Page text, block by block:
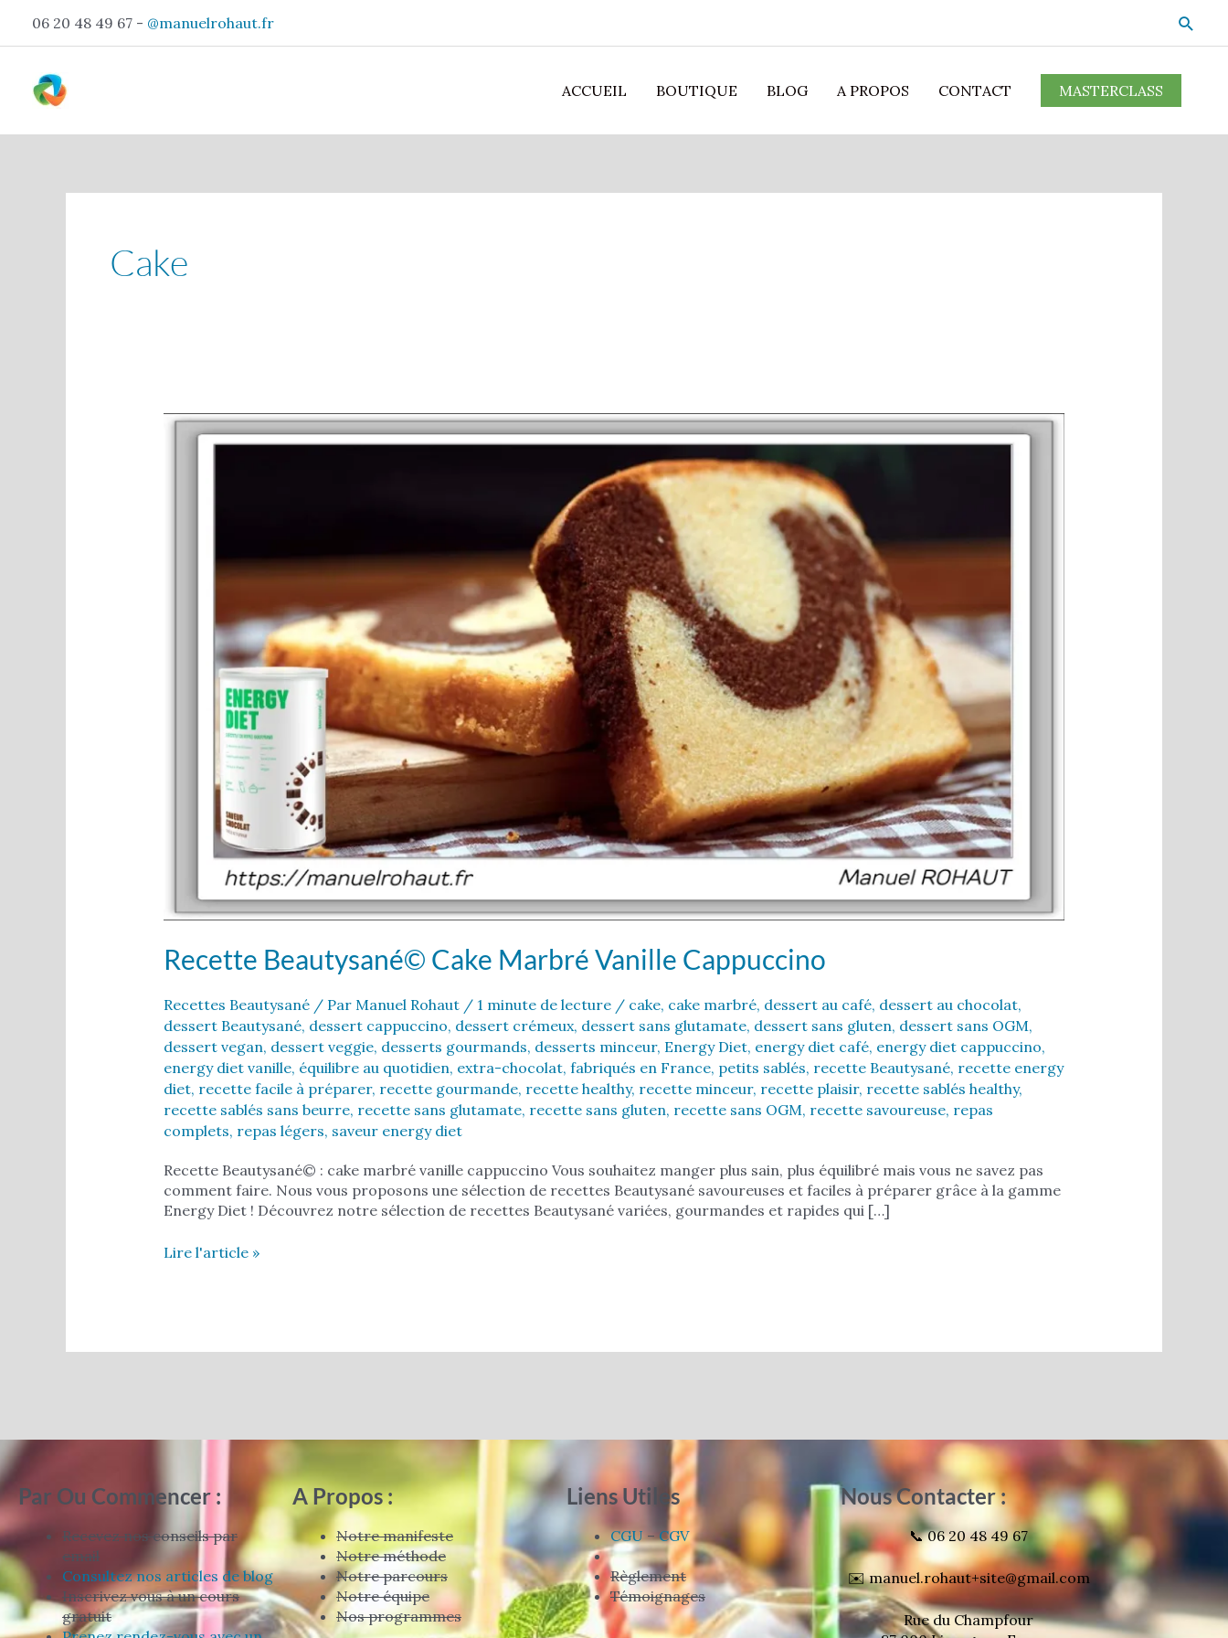
contenu
06 20 48 49 67 - @manuelrohaut.fr
ACCUEIL BOUTIQUE BLOG A PROPOS CONTACT MASTERCLASS
Cake
Recette Beautysané© Cake Marbré Vanille Cappuccino
Recettes Beautysané/ Par Manuel Rohaut / 1 minute de lecture/ cake, cake marbré, dessert au café, dessert au chocolat,
dessert Beautysané, dessert cappuccino, dessert crémeux, dessert sans glutamate, dessert sans gluten, dessert sans OGM,
dessert vegan, dessert veggie, desserts gourmands, desserts minceur, Energy Diet, energy diet café, energy diet cappuccino,
energy diet vanille, équilibre au quotidien, extra-chocolat, fabriqués en France, petits sablés, recette Beautysané, recette energy
diet, recette facile à préparer, recette gourmande, recette healthy, recette minceur, recette plaisir, recette sablés healthy,
recette sablés sans beurre, recette sans glutamate, recette sans gluten, recette sans OGM, recette savoureuse, repas
complets, repas légers, saveur energy diet
Recette Beautysané© : cake marbré vanille cappuccino Vous souhaitez manger plus sain, plus équilibré mais vous ne savez pas
comment faire. Nous vous proposons une sélection de recettes Beautysané savoureuses et faciles à préparer grâce à la gamme
Energy Diet ! Découvrez notre sélection de recettes Beautysané variées, gourmandes et rapides qui […]
Recette
Beautysané©
Lire l'article »
Par Ou Commencer :
Recevez nos conseils par
email
Consultez nos articles de blog
Inscrivez vous à un cours
gratuit
A Propos :
Notre manifeste
Notre méthode
Notre parcours
Notre équipe
Nos programmes
Liens Utiles
CGU–CGV
Règlement
Témoignages
Nous Contacter :
📞 06 20 48 49 67
✉️ manuel.rohaut+site@gmail.com
Rue du Champfour